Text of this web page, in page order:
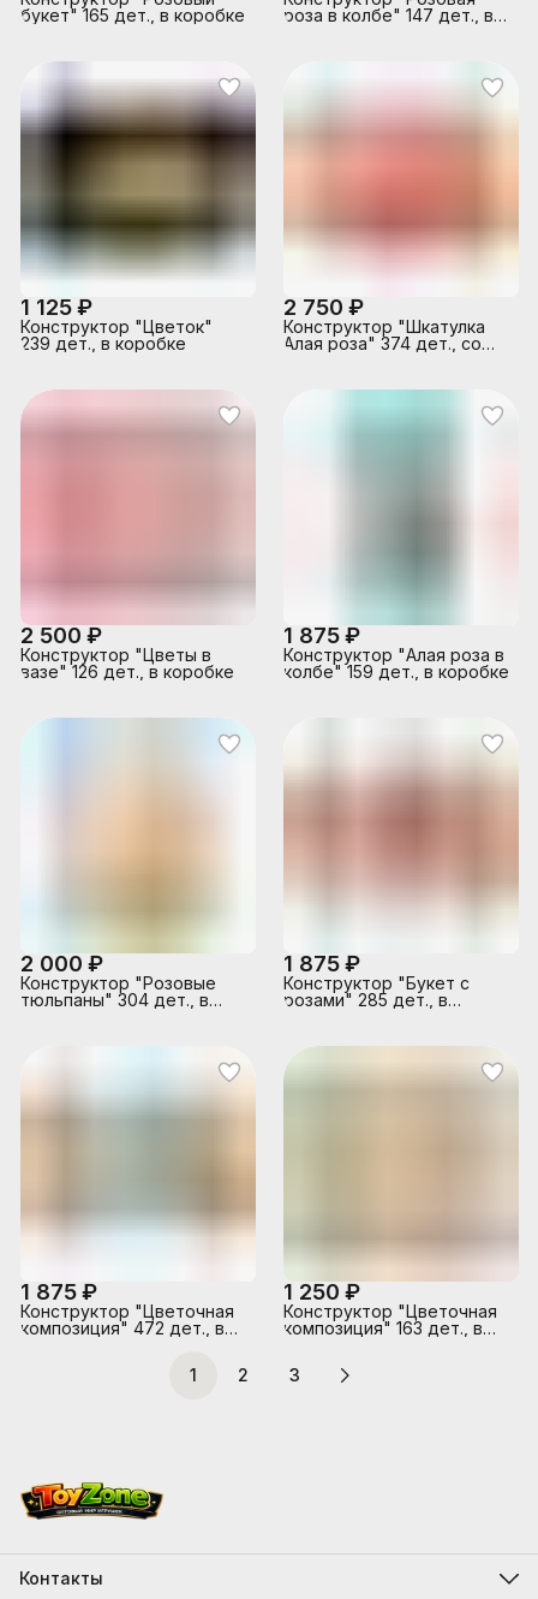
букет" 165 дет., в коробке
роза в колбе" 147 дет., в
1 125 ₽
Конструктор "Цветок"
239 дет., в коробке
2 750 ₽
Конструктор "Шкатулка
Алая роза" 374 дет., со
2 500 ₽
Конструктор "Цветы в
вазе" 126 дет., в коробке
1 875 ₽
Конструктор "Алая роза в
колбе" 159 дет., в коробке
2 000 ₽
Конструктор "Розовые
тюльпаны" 304 дет., в
1 875 ₽
Конструктор "Букет с
розами" 285 дет., в
1 875 ₽
Конструктор "Цветочная
композиция" 472 дет., в
1 250 ₽
Конструктор "Цветочная
композиция" 163 дет., в
1
2 3
Контакты